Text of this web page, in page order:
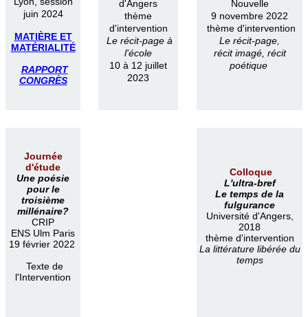
juin 2024
MATIÈRE ET
MATÉRIALITÉ
RAPPORT
CONGRÈS
d'Angers
thème
d'intervention
Le récit-page à
l'école
10 à 12 juillet
2023
Nouvelle
9 novembre 2022
thème d'intervention
Le récit-page,
récit imagé, récit
poétique
Journée
d'étude
Une poésie
pour le
troisième
millénaire?
CRIP
ENS Ulm Paris
19 février 2022
Texte de
l'Intervention
Colloque
L'ultra-bref
Le temps de la
fulgurance
Université d'Angers,
2018
thème d'intervention
La littérature libérée du
temps